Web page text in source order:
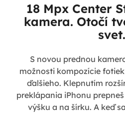
18 Mpx Center
kamera. Otočí
svet.
S novou prednou
možnosti kompozície
ďalšieho. Klepnutím
preklápania iPhonu
výšku a na šírku. A keď